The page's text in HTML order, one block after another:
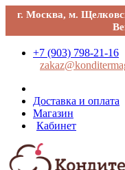
г. Москва, м.
+7 (903) 798-21-16
Доставка и оплата
Магазин
Кабинет